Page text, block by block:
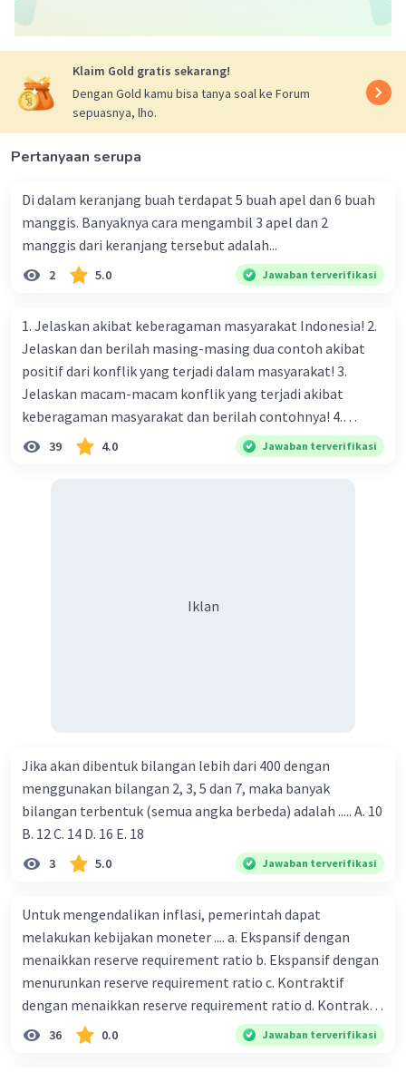
Klaim Gold gratis sekarang!
Dengan Gold kamu bisa tanya soal ke Forum
sepuasnya, lho.
Pertanyaan serupa
Di dalam keranjang buah terdapat 5 buah apel dan 6 buah
manggis. Banyaknya cara mengambil 3 apel dan 2
manggis dari keranjang tersebut adalah...
2 5.0 Jawaban terverifikasi
1. Jelaskan akibat keberagaman masyarakat Indonesia! 2.
Jelaskan dan berilah masing-masing dua contoh akibat
positif dari konflik yang terjadi dalam masyarakat! 3.
Jelaskan macam-macam konflik yang terjadi akibat
keberagaman masyarakat dan berilah contohnya! 4.
Mengapa dalam masyarakat yang memiliki keberagaman
39 4.0 Jawaban terverifikasi
Iklan
Jika akan dibentuk bilangan lebih dari 400 dengan
menggunakan bilangan 2, 3, 5 dan 7, maka banyak
bilangan terbentuk (semua angka berbeda) adalah ..... A. 10
B. 12 C. 14 D. 16 E. 18
3 5.0 Jawaban terverifikasi
Untuk mengendalikan inflasi, pemerintah dapat
melakukan kebijakan moneter .... a. Ekspansif dengan
menaikkan reserve requirement ratio b. Ekspansif dengan
menurunkan reserve requirement ratio c. Kontraktif
dengan menaikkan reserve requirement ratio d. Kontraktif
dengan menurunkan reserve requirement ratio e.
Ekspansif dengan menaikkan tingkat diskonto Bila Bank
36 0.0 Jawaban terverifikasi